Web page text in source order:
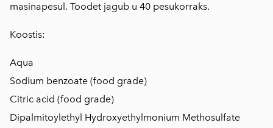
masinapesul. Toodet jagub u 40 pesukorraks.
Koostis:
Aqua
Sodium benzoate (food grade)
Citric acid (food grade)
Dipalmitoylethyl Hydroxyethylmonium Methosulfate